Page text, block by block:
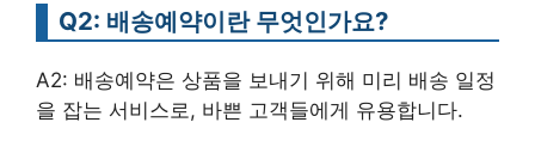
Q2: 배송예약이란 무엇인가요?
A2: 배송예약은 상품을 보내기 위해 미리 배송 일정
을 잡는 서비스로, 바쁜 고객들에게 유용합니다.